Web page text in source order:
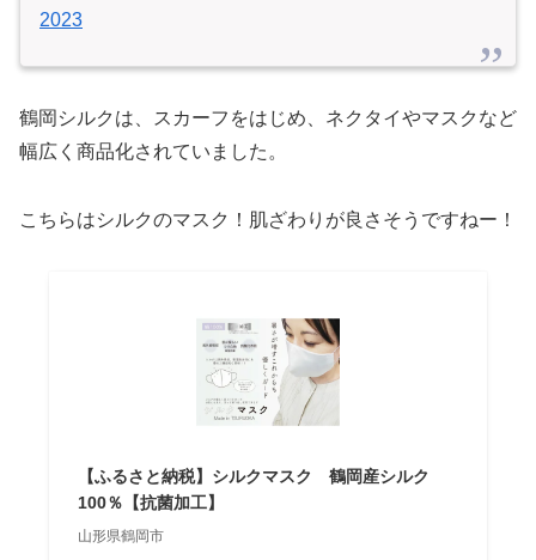
2023
鶴岡シルクは、スカーフをはじめ、ネクタイやマスクなど
幅広く商品化されていました。
こちらはシルクのマスク！肌ざわりが良さそうですねー！
【ふるさと納税】シルクマスク 鶴岡産シルク
100％【抗菌加工】
山形県鶴岡市